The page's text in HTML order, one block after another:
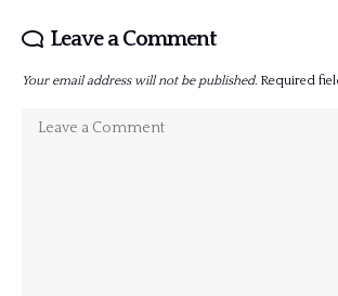
Leave a Comment
Your email address will not be published. Required